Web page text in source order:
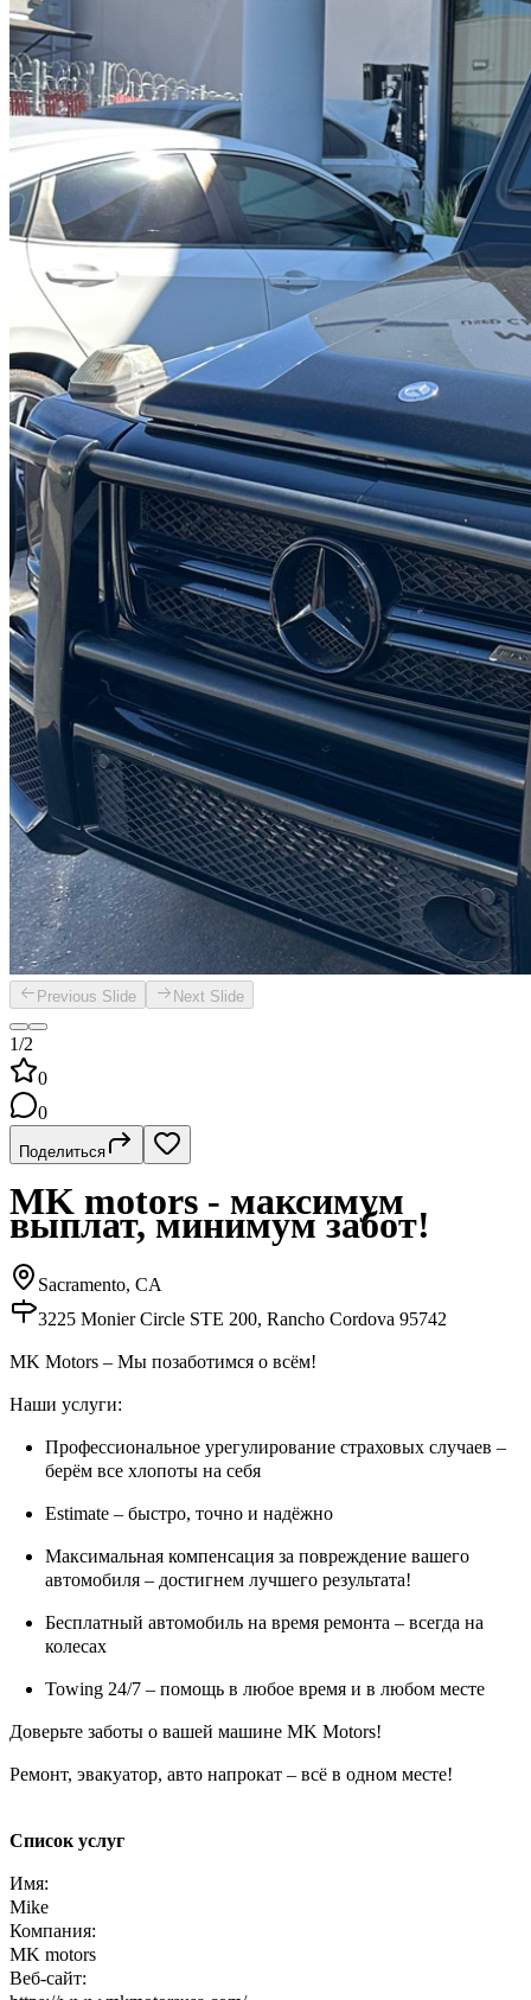
Previous Slide Next Slide
1/2
0
0
Поделиться
MK motors - максимум
выплат, минимум забот!
Sacramento, CA
3225 Monier Circle STE 200, Rancho Cordova 95742
MK Motors – Мы позаботимся о всём!
Наши услуги:
Профессиональное урегулирование страховых случаев –
берём все хлопоты на себя
Estimate – быстро, точно и надёжно
Максимальная компенсация за повреждение вашего
автомобиля – достигнем лучшего результата!
Бесплатный автомобиль на время ремонта – всегда на
колесах
Towing 24/7 – помощь в любое время и в любом месте
Доверьте заботы о вашей машине MK Motors!
Ремонт, эвакуатор, авто напрокат – всё в одном месте!
Список услуг
Имя:
Mike
Компания:
MK motors
Веб-сайт: